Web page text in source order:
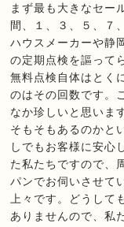
まず最も大きなセー
間、１、３、５、７
ハウスメーカーや静
の定期点検を謳って
無料点検自体はとく
のはその回数です。
なか珍しいと思いま
そもそもあるのかと
しでもお客様に安心
た私たちですので、
パンでお伺いさせて
上々です。どうして
ありませんので、私